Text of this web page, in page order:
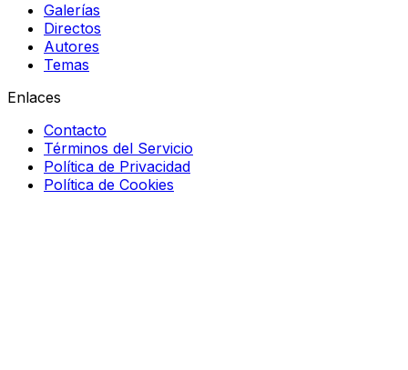
Galerías
Directos
Autores
Temas
Enlaces
Contacto
Términos del Servicio
Política de Privacidad
Política de Cookies